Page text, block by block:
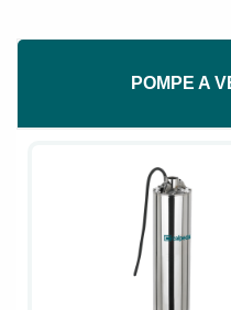
POMPE A